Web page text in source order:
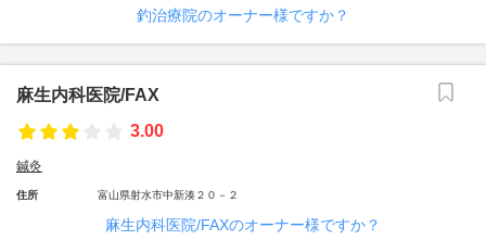
釣治療院のオーナー様ですか？
麻生内科医院/FAX
3.00
鍼灸
住所 富山県射水市中新湊２０－２
麻生内科医院/FAXのオーナー様ですか？